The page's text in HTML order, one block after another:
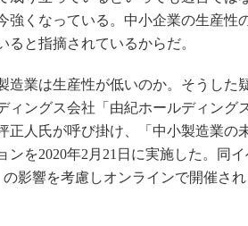
イン
メイ
植物
海外
強くなっている。中小企業の生産性
ると指摘されているからだ。
業は生産性が低いのか。そうした
ィングス会社「由紀ホールディング
正人氏が呼び掛け、「中小製造業の
ンを2020年2月21日に実施した。同
影響を考慮しオンラインで開催さ